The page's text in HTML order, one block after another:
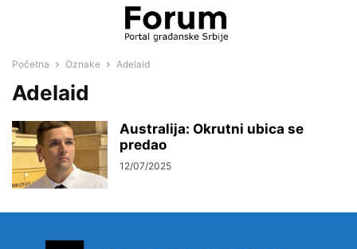
Početna Oznake Adelaid
Adelaid
Australija: Okrutni ubica se
predao
12/07/2025